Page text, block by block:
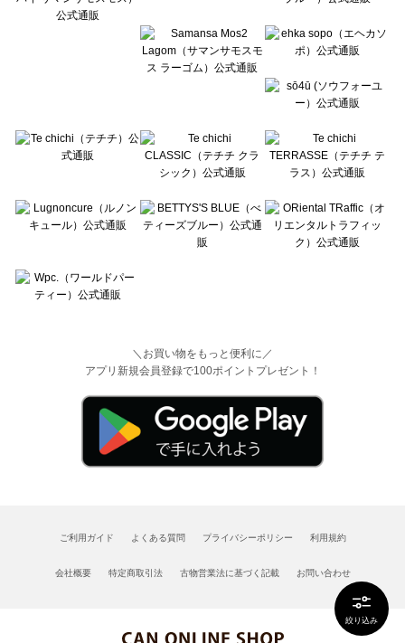
絞り込み
Wpc.（ワールドパーティー）のワンピース一覧
＼お買い物をもっと便利に／
アプリ新規会員登録で100ポイントプレゼント！
ご利用ガイド よくある質問 プライバシーポリシー 利用規約
会社概要 特定商取引法 古物営業法に基づく記載 お問い合わせ